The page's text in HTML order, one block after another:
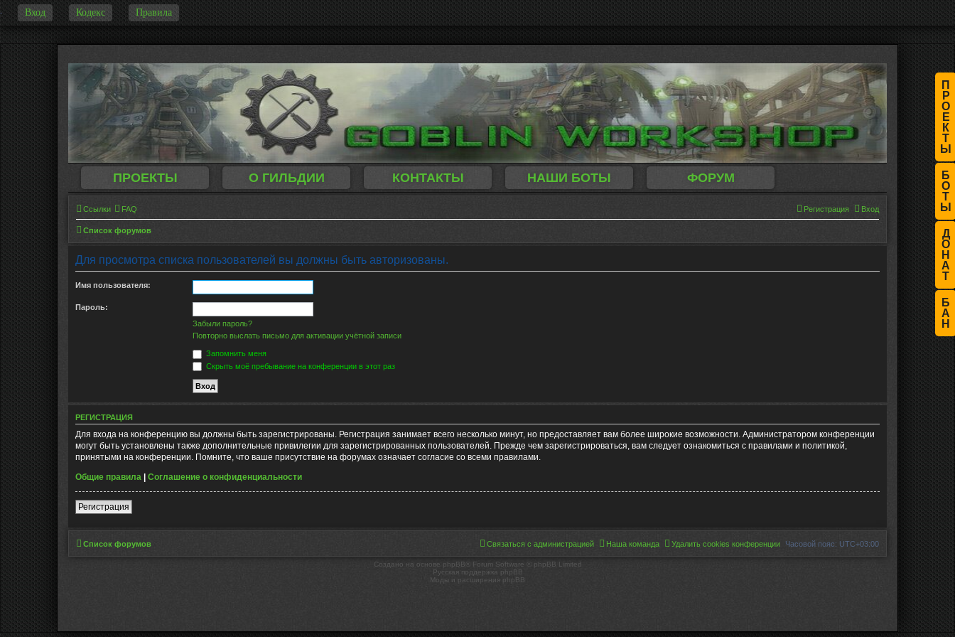
Вход Кодекс Правила
-
П
Р
О
Е
К
Т
Ы
Б
О
Т
Ы
Д
О
Н
А
Т
Б
А
Н
ПРОЕКТЫ О ГИЛЬДИИ КОНТАКТЫ НАШИ БОТЫ ФОРУМ
Ссылки FAQ Вход
Регистрация
Список форумов
Для просмотра списка пользователей вы должны быть авторизованы.
Имя пользователя:
Пароль:
Забыли пароль?
Повторно выслать письмо для активации учётной записи
Запомнить меня
Скрыть моё пребывание на конференции в этот раз
РЕГИСТРАЦИЯ
Для входа на конференцию вы должны быть зарегистрированы. Регистрация занимает всего несколько минут, но предоставляет вам более широкие возможности. Администратором конференции
могут быть установлены также дополнительные привилегии для зарегистрированных пользователей. Прежде чем зарегистрироваться, вам следует ознакомиться с правилами и политикой,
принятыми на конференции. Помните, что ваше присутствие на форумах означает согласие со всеми правилами.
Общие правила | Соглашение о конфиденциальности
Регистрация
Список форумов Часовой пояс: UTC+03:00
Удалить cookies конференции
Наша команда
Связаться с администрацией
Создано на основе phpBB® Forum Software © phpBB Limited
Русская поддержка phpBB
Моды и расширения phpBB